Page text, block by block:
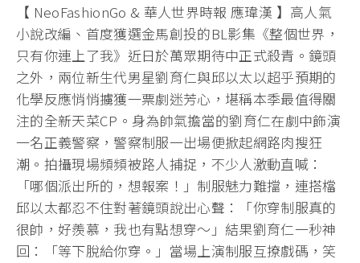
【 NeoFashionGo & 華人世界時報 應瑋漢 】高人氣
小說改編、首度獲選金馬創投的BL影集《整個世界，
只有你連上了我》近日於萬眾期待中正式殺青。鏡頭
之外，兩位新生代男星劉育仁與邱以太以超乎預期的
化學反應悄悄擄獲一票劇迷芳心，堪稱本季最值得關
注的全新天菜CP。身為帥氣擔當的劉育仁在劇中飾演
一名正義警察，警察制服一出場便掀起網路肉搜狂
潮。拍攝現場頻頻被路人捕捉，不少人激動直喊：
「哪個派出所的，想報案！」制服魅力難擋，連搭檔
邱以太都忍不住對著鏡頭說出心聲：「你穿制服真的
很帥，好羨慕，我也有點想穿～」結果劉育仁一秒神
回：「等下脫給你穿。」當場上演制服互撩戲碼，笑